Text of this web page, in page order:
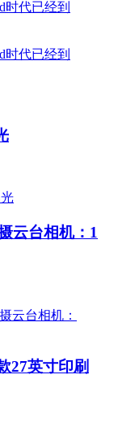
云台相机：1
27英寸印刷